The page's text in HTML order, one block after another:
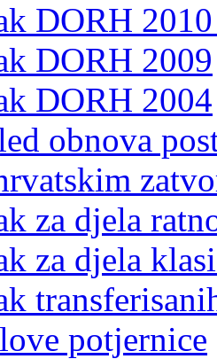
DORH
DORH 2009
DORH 2004
obnova
za djela
za djela
potjernice